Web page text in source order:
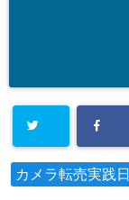
カメラ転売実践